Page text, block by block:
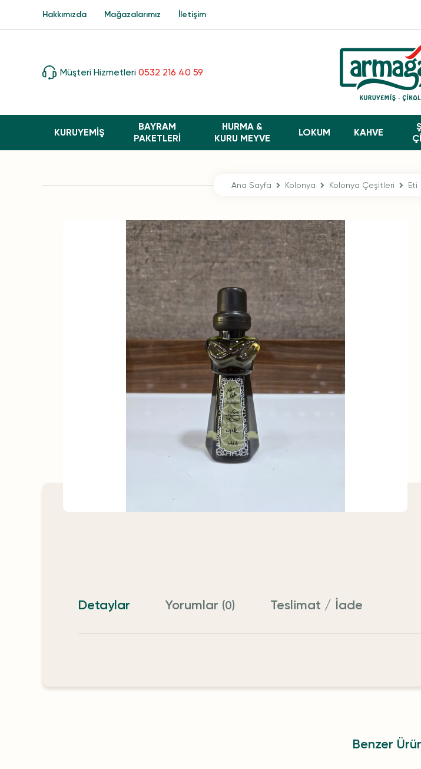
Müşteri Hizmetleri 0532 216 40 59
KURUYEMİŞ
BAYRAM
PAKETLERI
HURMA &
KURU MEYVE
LOKUM KAHVE
Hakkımızda Mağazalarımız İletişim
Ana Sayfa Kolonya Kolonya Çeşitleri Eti
Detaylar Yorumlar (0) Teslimat / İade
Benzer